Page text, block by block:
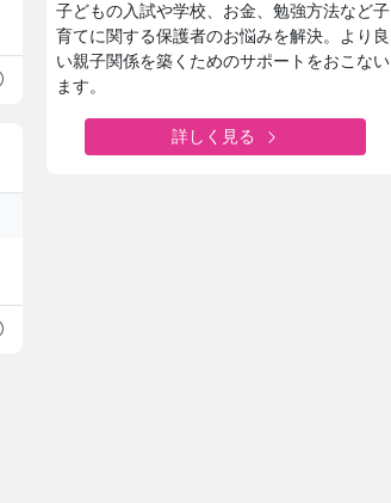
子どもの入試や学校、お金、勉強方法など子
育てに関する保護者のお悩みを解決。より良
い親子関係を築くためのサポートをおこない
ます。
詳しく見る